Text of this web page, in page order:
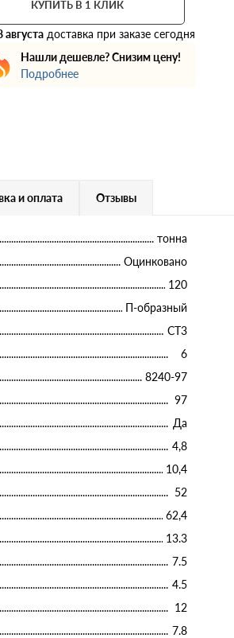
10
14
16
КУПИТЬ В 1 КЛИК
августа доставка при заказе сегодня
Нашли дешевле? Снизим цену!
Подробнее
и оплата Отзывы
тонна
Оцинковано
120
П-образный
СТ3
6
8240-97
97
Да
4,8
10,4
52
62,4
13.3
7.5
4.5
12
7.8